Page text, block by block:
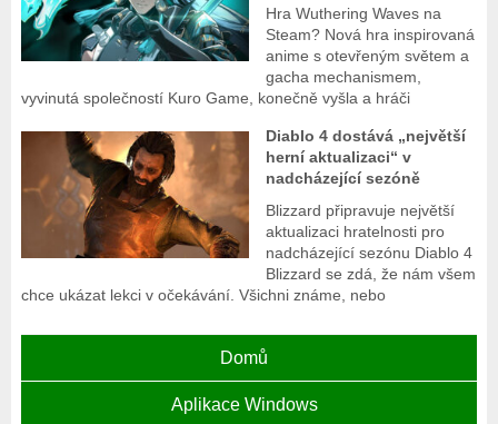
Hra Wuthering Waves na
Steam? Nová hra inspirovaná
anime s otevřeným světem a
gacha mechanismem,
vyvinutá společností Kuro Game, konečně vyšla a hráči
Diablo 4 dostává „největší
herní aktualizaci“ v
nadcházející sezóně
Blizzard připravuje největší
aktualizaci hratelnosti pro
nadcházející sezónu Diablo 4
Blizzard se zdá, že nám všem
chce ukázat lekci v očekávání. Všichni známe, nebo
Domů
Aplikace Windows